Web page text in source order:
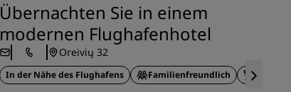
Bonus für die erste Buchung
Deals of the Day
Im Voraus buchen
Unsere Angebote anzeigen
Übernachten Sie in einem
modernen Flughafenhotel
Oreivių 32
In der Nähe des Flughafens Familienfreundlich